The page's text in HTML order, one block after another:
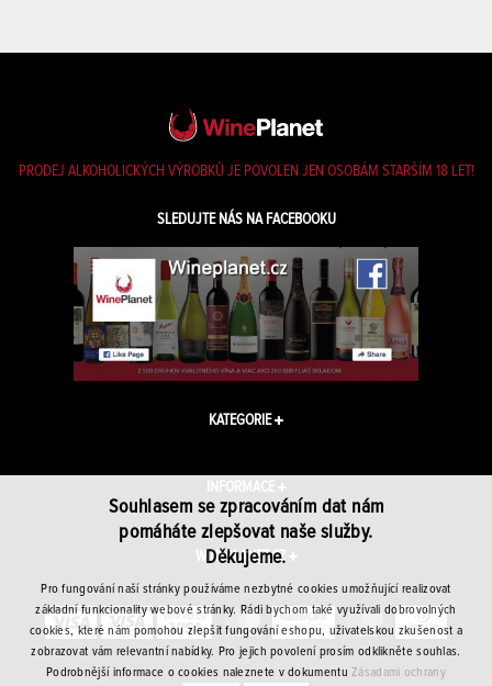
PRODEJ ALKOHOLICKÝCH VÝROBKŮ JE POVOLEN JEN OSOBÁM STARŠÍM 18 LET!
SLEDUJTE NÁS NA FACEBOOKU
KATEGORIE
INFORMACE
WINEPLANET.CZ
Souhlasem se zpracováním dat nám
pomáháte zlepšovat naše služby.
Děkujeme.
Pro fungování naší stránky používáme nezbytné cookies umožňující realizovat
základní funkcionality webové stránky. Rádi bychom také využívali dobrovolných
cookies, které nám pomohou zlepšit fungování eshopu, uživatelskou zkušenost a
zobrazovat vám relevantní nabídky. Pro jejich povolení prosím odklikněte souhlas.
Podrobnější informace o cookies naleznete v dokumentuZásadami ochrany